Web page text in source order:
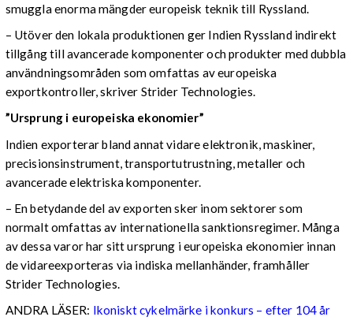
smuggla enorma mängder europeisk teknik till Ryssland.
– Utöver den lokala produktionen ger Indien Ryssland indirekt
tillgång till avancerade komponenter och produkter med dubbla
användningsområden som omfattas av europeiska
exportkontroller, skriver Strider Technologies.
”Ursprung i europeiska ekonomier”
Indien exporterar bland annat vidare elektronik, maskiner,
precisionsinstrument, transportutrustning, metaller och
avancerade elektriska komponenter.
– En betydande del av exporten sker inom sektorer som
normalt omfattas av internationella sanktionsregimer. Många
av dessa varor har sitt ursprung i europeiska ekonomier innan
de vidareexporteras via indiska mellanhänder, framhåller
Strider Technologies.
ANDRA LÄSER: Ikoniskt cykelmärke i konkurs – efter 104 år